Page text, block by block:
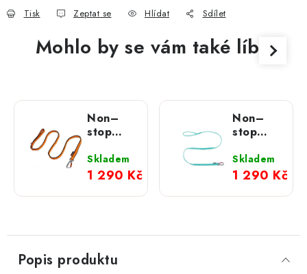
Tisk Zeptat se Hlídat Sdílet
Mohlo by se vám také líbit
Non–
stop
vodítko
s
Bungee
Skladem
1 290 Kč
Non–
stop
vodítko
s
Bungee
Skladem
1 290 Kč
Popis produktu